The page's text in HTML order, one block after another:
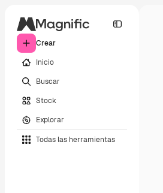
Crear
Inicio
Buscar
Stock
Explorar
Todas las herramientas